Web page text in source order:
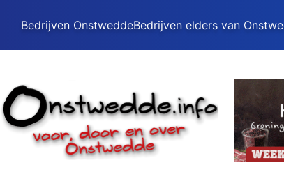
Bedrijven OnstweddeBedrijven elders van